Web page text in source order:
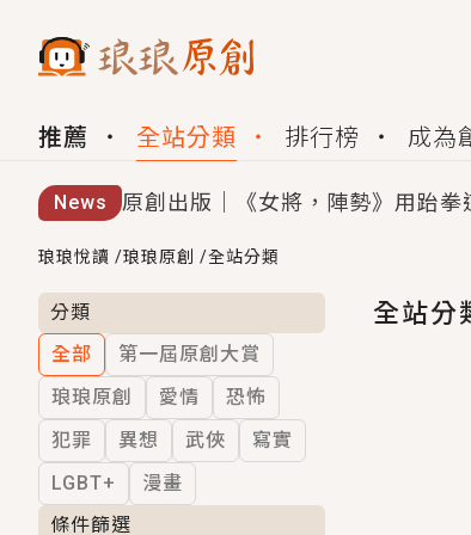
推薦 全站分類 排行榜 成為
News 原創出版｜《女將，陣勢》用跆拳
創,作家招募｜華文小說創作首選
小編心動書單｜《離婚你提的，
GL｜《夏日與檸檬與重疊世界》
BL｜《費洛蒙中毒》救命！特殊
OMG你嚇到我了｜《陰陽鬼店》
言情｜《國語推行員》每個人心
琅琅悅讀 /琅琅原創 /全站分類
分類
全部
第一屆原創大賞
琅琅原創
愛情
恐怖
犯罪
異想 武俠
寫實
LGBT+
漫畫
條件篩選
全站分